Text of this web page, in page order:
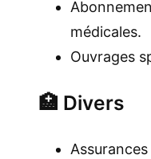
médicales.
Ouvrages
🏥 Divers